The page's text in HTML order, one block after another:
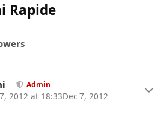
Rapide
Admin
2012 at 18:33Dec 7, 2012